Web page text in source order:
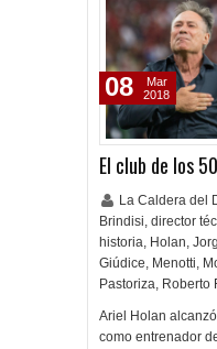
El club de los 50
La Caldera del
Brindisi, director
historia, Holan,
Giúdice, Menotti,
Pastoriza, Roberto
Ariel Holan
como entrenador
08
Mar
2018